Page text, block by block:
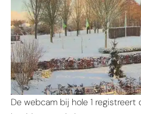
De webcam bij hole 1 registreert